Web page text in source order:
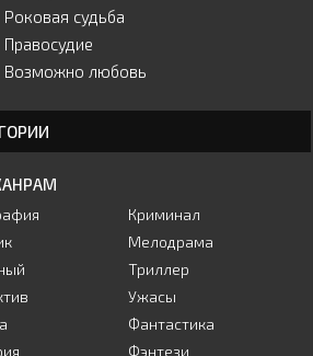
Роковая судьба
Правосудие
Возможно любовь
Криминал
Мелодрама
Триллер
Ужасы
Фантастика
Фэнтези